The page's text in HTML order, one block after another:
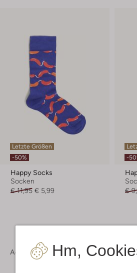
Hm,
Letzte Größen
-50%
Happy Socks
Socken
€ 11,95 € 5,99
-
€
Accessoires Damen Accessoires